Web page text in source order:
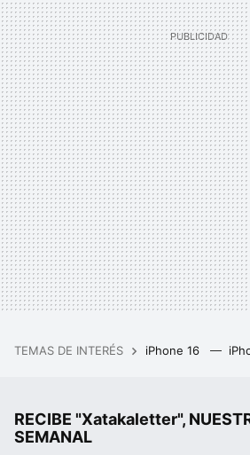
TEMAS DE INTERÉS iPhone 16
RECIBE "Xatakaletter",
SEMANAL